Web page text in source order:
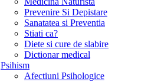
Prevenire Si Depistare
Sanatatea si Preventia
Stiati ca?
Diete si cure de slabire
Dictionar medical
Psihism
Afectiuni Psihologice